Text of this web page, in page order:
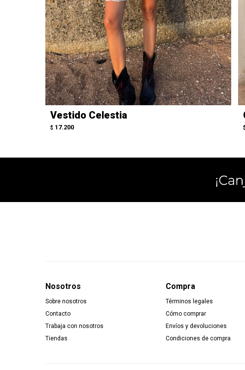
Vestido Celestia
$ 17.200 $
Nosotros
Sobre nosotros
Contacto
Trabaja con nosotros
Tiendas
Compra
Términos legales
Cómo comprar
Envíos y devoluciones
Condiciones de compra